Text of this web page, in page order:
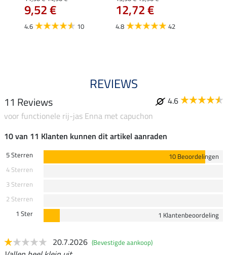
9,52 €
4.6 10
12,72 €
4.8 42
REVIEWS
11 Reviews
4.6
voor functionele rij-jas Enna met capuchon
10 van 11 Klanten kunnen dit artikel aanraden
5 Sterren
10 Beoordelingen
4 Sterren
3 Sterren
2 Sterren
1 Ster
1 Klantenbeoordeling
20.7.2026 (Bevestigde aankoop)